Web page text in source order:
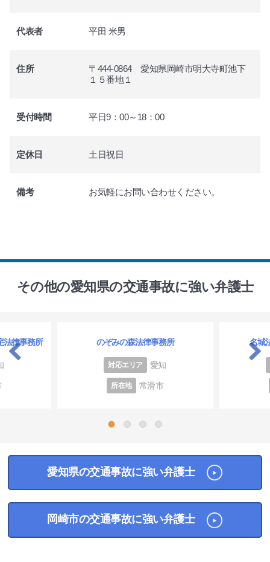
代表者 平田 米男
住所
〒444-0864 愛知県岡崎市明大寺町池下
１５番地１
受付時間 平日9：00～18：00
定休日 土日祝日
備考 お気軽にお問い合わせください。
その他の愛知県の交通事故に強い弁護士
法律事務所 のぞみの森法律事務所
対応エリア 愛知
所在地 常滑市
名城
愛知県の交通事故に強い弁護士
岡崎市の交通事故に強い弁護士